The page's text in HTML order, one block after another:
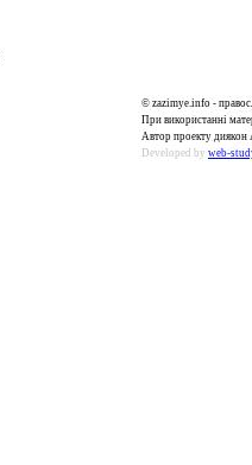
© zazimye.info -
При використанні
Автор проекту диякон
Developed by web-